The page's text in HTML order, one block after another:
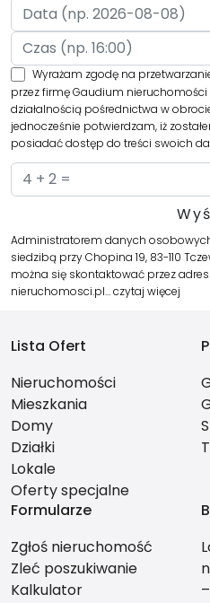
Wyrażam zgodę na
przez firmę Gaudium
działalnością pośrednictwa w
jednocześnie potwierdzam, iż
posiadać dostęp do treści swoich
Administratorem danych
siedzibą przy Chopina 19, 83-110
można się skontaktować przez
nieruchomosci.pl…czytaj więcej
Lista Ofert
Nieruchomości
Mieszkania
Domy
Działki
Lokale
Oferty specjalne
Formularze
Zgłoś nieruchomość
Zleć poszukiwanie
Kalkulator